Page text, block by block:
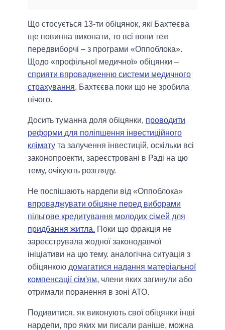
Що стосується 13-ти обіцянок, які Бахтеєва
ще повинна виконати, то всі вони теж
передвиборчі – з програми «Оппоблока».
Щодо «профільної медичної» обіцянки –
сприяти впровадженню системи медичного
страхування, Бахтєєва поки що не зробила
нічого.
Досить туманна доля обіцянки, проводити
реформи для поліпшення інвестиційного
клімату та залучення інвестицій, оскільки всі
законопроекти, зареєстровані в Раді на цю
тему, очікують розгляду.
Не поспішають нардепи від «Оппоблока»
впроваджувати обіцяне перед виборами
пільгове кредитування молодих сімей для
придбання житла. Поки що фракція не
зареєструвала жодної законодавчої
ініціативи на цю тему. аналогічна ситуація з
обіцянкою домагатися надання матеріальної
компенсації сім'ям, члени яких загинули або
отримали поранення в зоні АТО.
Подивитися, як виконують свої обіцянки інші
нардепи, про яких ми писали раніше, можна